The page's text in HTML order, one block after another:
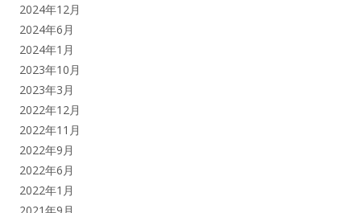
2024年12月
2024年6月
2024年1月
2023年10月
2023年3月
2022年12月
2022年11月
2022年9月
2022年6月
2022年1月